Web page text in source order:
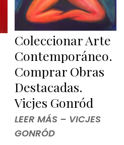
Coleccionar Arte
Contemporáneo.
Comprar Obras
Destacadas.
Vicjes Gonród
LEER MÁS – VICJES
GONRÓD